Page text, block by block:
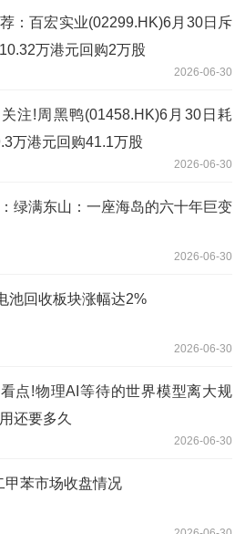
：百宏实业(02299.HK)6月30日斥
万港元回购2万股
2026-06-30
注!周黑鸭(01458.HK)6月30日耗
万港元回购41.1万股
2026-06-30
绿满东山：一座海岛的六十年巨变
2026-06-30
池回收板块涨幅达2%
2026-06-30
点!物理AI等待的世界模型离大规
还要多久
2026-06-30
甲苯市场收盘情况